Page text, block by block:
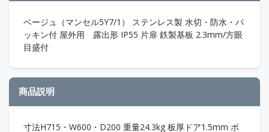
ベージュ（マンセル5Y7/1） ステンレス製 水切・防水・パ
ッキン付 屋外用 露出形 IP55 片扉 鉄製基板 2.3mm/方眼
目盛付
商品説明
寸法H715・W600・D200 重量24.3kg 板厚ドア1.5mm ボ